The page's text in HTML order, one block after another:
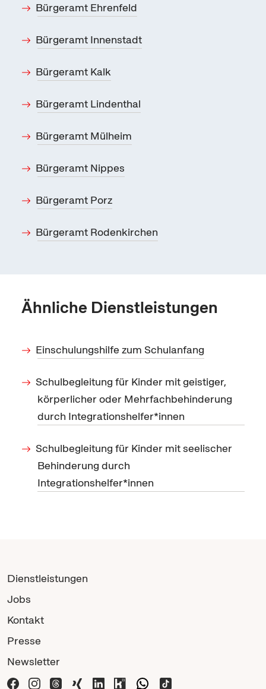
Bürgeramt Ehrenfeld
Bürgeramt Innenstadt
Bürgeramt Kalk
Bürgeramt Lindenthal
Bürgeramt Mülheim
Bürgeramt Nippes
Bürgeramt Porz
Bürgeramt Rodenkirchen
Ähnliche Dienstleistungen
Einschulungshilfe zum Schulanfang
Schulbegleitung für Kinder mit geistiger,
körperlicher oder Mehrfachbehinderung
durch Integrationshelfer*innen
Schulbegleitung für Kinder mit seelischer
Behinderung durch
Integrationshelfer*innen
Dienstleistungen
Jobs
Kontakt
Presse
Newsletter